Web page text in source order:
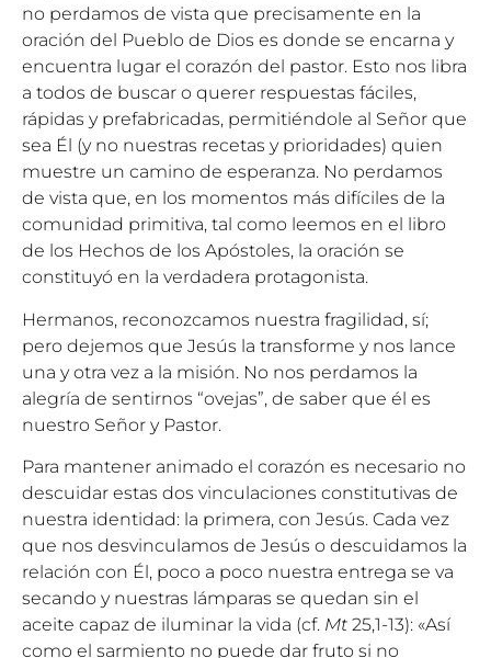
no perdamos de vista que precisamente en la
oración del Pueblo de Dios es donde se encarna y
encuentra lugar el corazón del pastor. Esto nos libra
a todos de buscar o querer respuestas fáciles,
rápidas y prefabricadas, permitiéndole al Señor que
sea Él (y no nuestras recetas y prioridades) quien
muestre un camino de esperanza. No perdamos
de vista que, en los momentos más difíciles de la
comunidad primitiva, tal como leemos en el libro
de los Hechos de los Apóstoles, la oración se
constituyó en la verdadera protagonista.
Hermanos, reconozcamos nuestra fragilidad, sí;
pero dejemos que Jesús la transforme y nos lance
una y otra vez a la misión. No nos perdamos la
alegría de sentirnos “ovejas”, de saber que él es
nuestro Señor y Pastor.
Para mantener animado el corazón es necesario no
descuidar estas dos vinculaciones constitutivas de
nuestra identidad: la primera, con Jesús. Cada vez
que nos desvinculamos de Jesús o descuidamos la
relación con Él, poco a poco nuestra entrega se va
secando y nuestras lámparas se quedan sin el
aceite capaz de iluminar la vida (cf. Mt 25,1-13): «Así
como el sarmiento no puede dar fruto si no